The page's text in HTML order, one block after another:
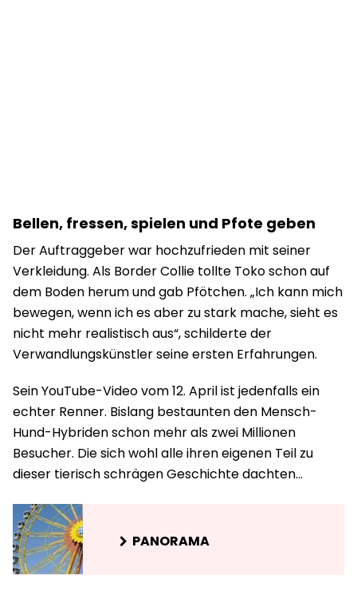
Bellen, fressen, spielen und Pfote geben
Der Auftraggeber war hochzufrieden mit seiner
Verkleidung. Als Border Collie tollte Toko schon auf
dem Boden herum und gab Pfötchen. „Ich kann mich
bewegen, wenn ich es aber zu stark mache, sieht es
nicht mehr realistisch aus“, schilderte der
Verwandlungskünstler seine ersten Erfahrungen.
Sein YouTube-Video vom 12. April ist jedenfalls ein
echter Renner. Bislang bestaunten den Mensch-
Hund-Hybriden schon mehr als zwei Millionen
Besucher. Die sich wohl alle ihren eigenen Teil zu
dieser tierisch schrägen Geschichte dachten…
PANORAMA